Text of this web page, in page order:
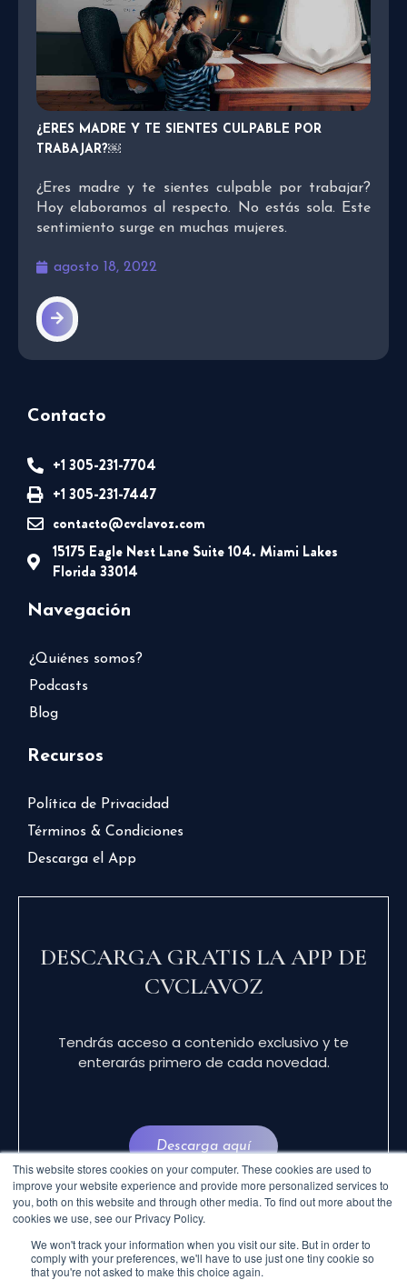
This website stores cookies on your computer. These cookies are used to
improve your website experience and provide more personalized services to
you, both on this website and through other media. To find out more about the
cookies we use, see our Privacy Policy.
We won't track your information when you visit our site. But in order to
comply with your preferences, we'll have to use just one tiny cookie so
that you're not asked to make this choice again.
¿ERES MADRE Y TE SIENTES CULPABLE POR
TRABAJAR?￼
¿Eres madre y te sientes culpable por trabajar?
Hoy elaboramos al respecto. No estás sola. Este
sentimiento surge en muchas mujeres.
agosto 18, 2022
Contacto
+1 305-231-7704
+1 305-231-7447
contacto@cvclavoz.com
15175 Eagle Nest Lane Suite 104. Miami Lakes
Florida 33014
Navegación
¿Quiénes somos?
Podcasts
Blog
Recursos
Política de Privacidad
Términos & Condiciones
Descarga el App
DESCARGA GRATIS LA APP DE
CVCLAVOZ
Tendrás acceso a contenido exclusivo y te
enterarás primero de cada novedad.
Descarga aquí